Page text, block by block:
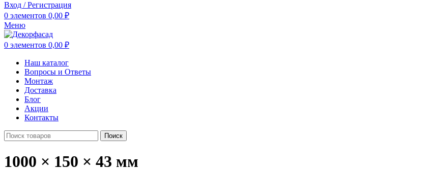
Вход / Регистрация
0 элементов 0,00 ₽
Меню
0 элементов 0,00 ₽
Наш каталог
Вопросы и Ответы
Монтаж
Доставка
Блог
Акции
Контакты
Поиск
1000 × 150 × 43 мм